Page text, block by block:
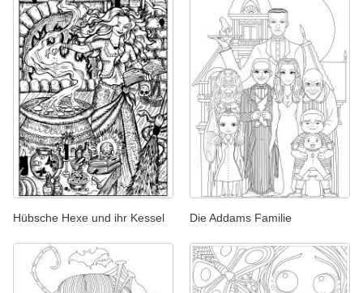
Hübsche Hexe und ihr Kessel Die Addams Familie